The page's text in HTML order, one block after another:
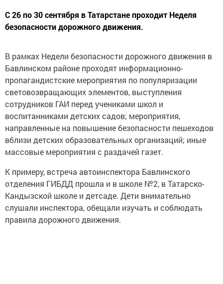
С 26 по 30 сентября в Татарстане проходит Неделя
безопасности дорожного движения.
В рамках Недели безопасности дорожного движения в
Бавлинском районе проходят информационно-
пропагандистские мероприятия по популяризации
световозвращающих элементов, выступления
сотрудников ГАИ перед учениками школ и
воспитанниками детских садов; мероприятия,
направленные на повышение безопасности пешеходов
вблизи детских образовательных организаций; иные
массовые мероприятия с раздачей газет.
К примеру, встреча автоинспектора Бавлинского
отделения ГИБДД прошла и в школе №2, в Татарско-
Кандызской школе и детсаде. Дети внимательно
слушали инспектора, обещали изучать и соблюдать
правила дорожного движения.